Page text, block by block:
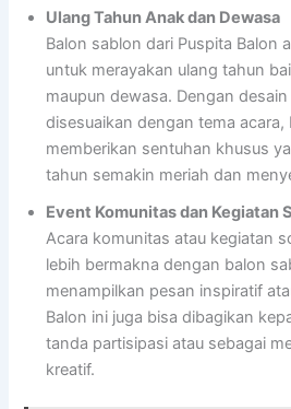
Ulang Tahun Anak dan Dewasa
Balon sablon dari Puspita Balon
untuk merayakan ulang tahun
maupun dewasa. Dengan
disesuaikan dengan tema
memberikan sentuhan khusus
tahun semakin meriah dan
Event Komunitas dan Kegiatan
Acara komunitas atau kegiatan
lebih bermakna dengan balon
menampilkan pesan inspiratif
Balon ini juga bisa dibagikan
tanda partisipasi atau sebagai
kreatif.